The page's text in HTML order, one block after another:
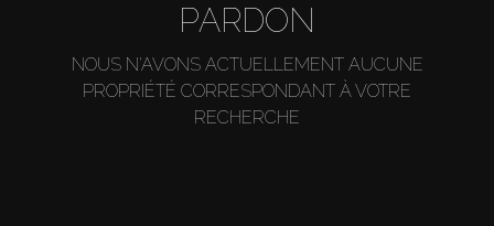
PARDON
NOUS N'AVONS ACTUELLEMENT AUCUNE
PROPRIÉTÉ CORRESPONDANT À VOTRE
RECHERCHE